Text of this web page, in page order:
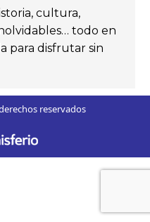
cultura,
todo en
para disfrutar sin
reservados